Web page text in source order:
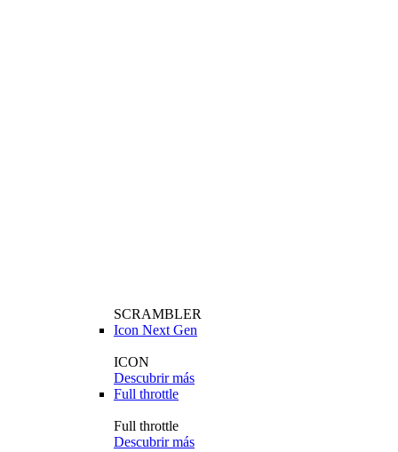
SCRAMBLER
Icon Next Gen
ICON
Descubrir más
Full throttle
Full throttle
Descubrir más